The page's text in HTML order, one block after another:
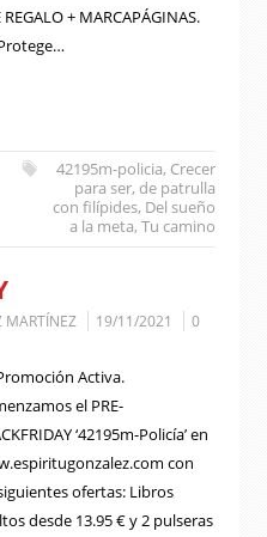
+ MARCAPÁGINAS.
42195m-policia, Crecer
para ser,de patrulla
con filípides, Del sueño
a la meta,Tu camino
MARTÍNEZ 19/11/2021
0
Activa.
el PRE-
‘42195m-Policía’ en
con
ofertas: Libros
desde 13.95 € y 2 pulseras